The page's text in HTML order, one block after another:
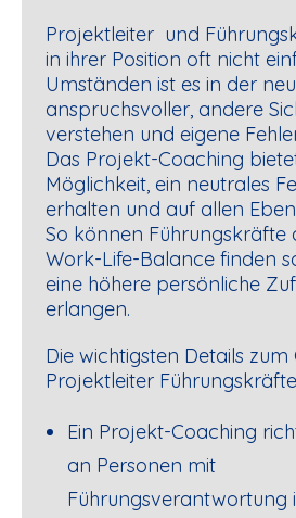
Projektleiter und
in ihrer Position oft nicht
Umständen ist es in der
anspruchsvoller, andere
verstehen und eigene
Das Projekt-Coaching
Möglichkeit, ein neutrales
erhalten und auf allen
So können Führungskräfte
Work-Life-Balance finden
eine höhere persönliche
erlangen.
Die wichtigsten Details
Projektleiter
Ein Projekt-Coaching
an Personen mit
Führungsverantwortung